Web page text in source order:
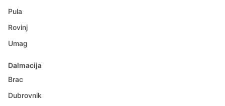
Pula
Rovinj
Umag
Dalmacija
Brac
Dubrovnik